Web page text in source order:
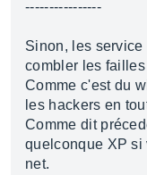
----------------
Sinon, les
combler les
Comme c'est du
les hackers en
Comme dit
quelconque XP si
net.